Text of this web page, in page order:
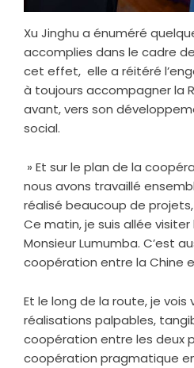
Xu Jinghu a énuméré
accomplies dans le cadre
cet effet, elle a réitéré
à toujours accompagner la
avant, vers son
social.
» Et sur le plan de la
nous avons travaillé
réalisé beaucoup de
Ce matin, je suis allée
Monsieur Lumumba. C’est
coopération entre la Chine
Et le long de la route, je vois
réalisations palpables,
coopération entre les deux
coopération pragmatique